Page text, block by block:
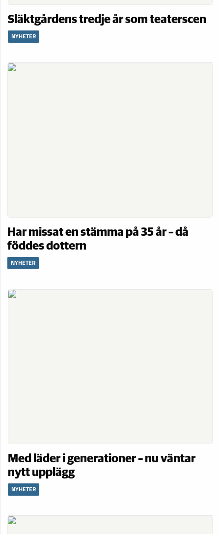
Släktgårdens tredje år som teaterscen
NYHETER
Har missat en stämma på 35 år – då
föddes dottern
NYHETER
Med läder i generationer – nu väntar
nytt upplägg
NYHETER